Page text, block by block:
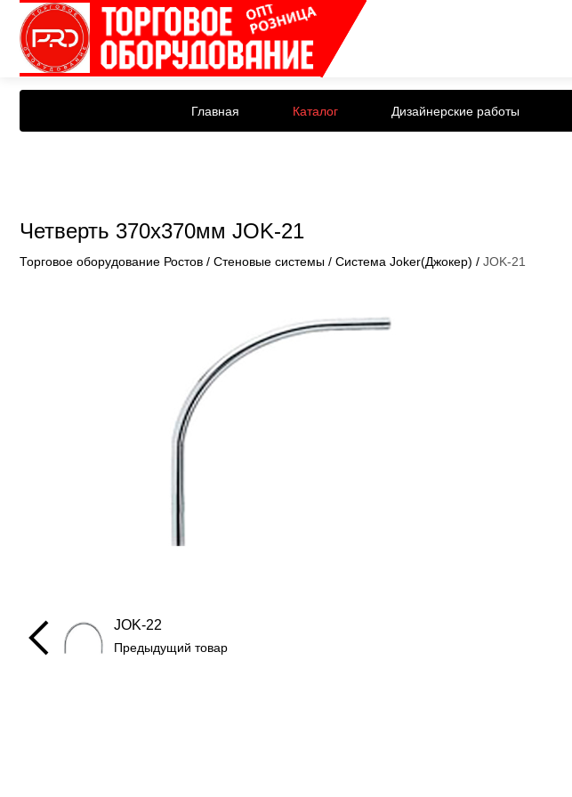
Главная Каталог Дизайнерские работы
Четверть 370x370мм JOK-21
Торговое оборудование Ростов / Стеновые системы / Система Joker(Джокер) / JOK-21
JOK-22
Предыдущий товар